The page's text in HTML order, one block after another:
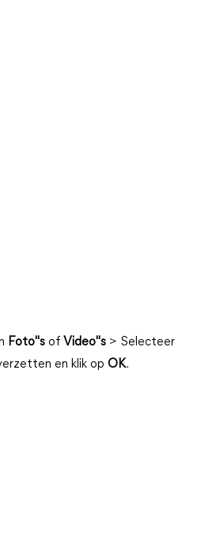
Foto"s of Video"s > Selecteer
en klik op OK.